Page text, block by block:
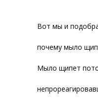
Вот мы и
почему мыло
Мыло щипет